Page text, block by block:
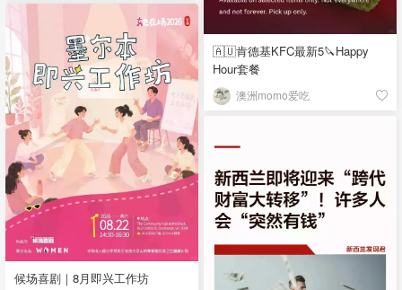
🇦🇺肯德基KFC最新5🔪Happy
Hour套餐
澳洲momo爱吃
候场喜剧｜8月即兴工作坊